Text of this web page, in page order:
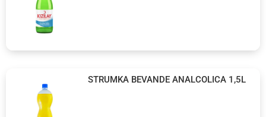
STRUMKA BEVANDE ANALCOLICA 1,5L